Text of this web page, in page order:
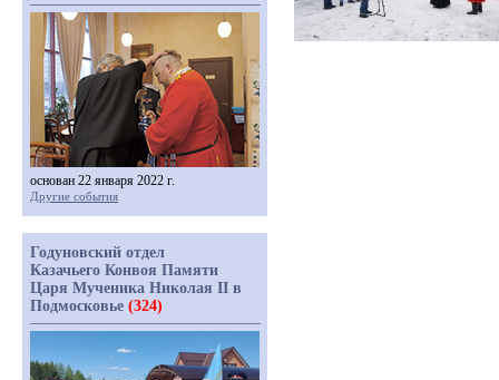
основан 22 января 2022 г.
Другие события
Годуновский отдел
Казачьего Конвоя Памяти
Царя Мученика Николая II в
Подмосковье (324)